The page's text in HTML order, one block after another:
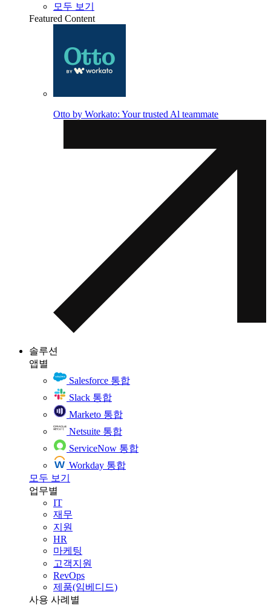
모두 보기
Featured Content
Otto by Workato: Your trusted Al teammate
솔루션
앱별
Salesforce 통합
Slack 통합
Marketo 통합
Netsuite 통합
ServiceNow 통합
Workday 통합
모두 보기
업무별
IT
재무
지원
HR
마케팅
고객지원
RevOps
제품(임베디드)
사용 사례별